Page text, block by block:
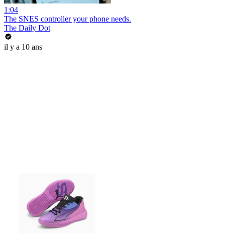
1:04
The SNES controller your phone needs.
The Daily Dot
il y a 10 ans